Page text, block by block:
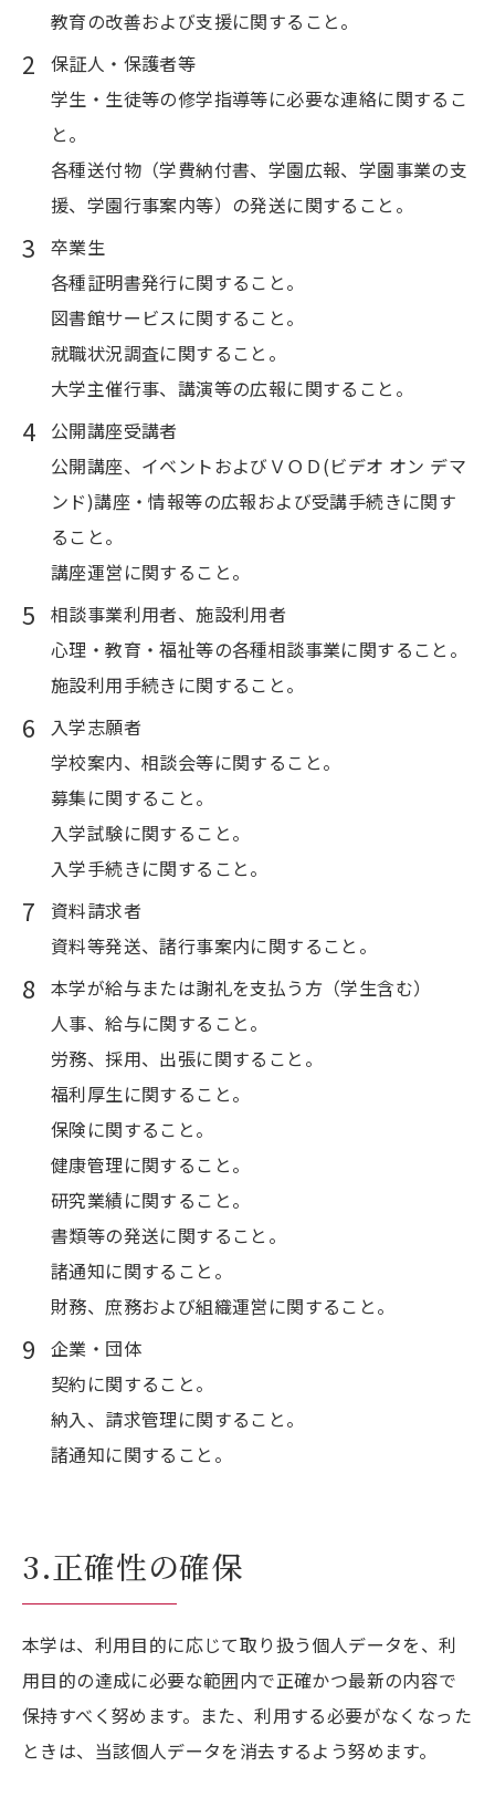
教育の改善および支援に関すること。
保証人・保護者等
学生・生徒等の修学指導等に必要な連絡に関するこ
と。
各種送付物（学費納付書、学園広報、学園事業の支
援、学園行事案内等）の発送に関すること。
卒業生
各種証明書発行に関すること。
図書館サービスに関すること。
就職状況調査に関すること。
大学主催行事、講演等の広報に関すること。
公開講座受講者
公開講座、イベントおよびＶＯＤ(ビデオ オン デマ
ンド)講座・情報等の広報および受講手続きに関す
ること。
講座運営に関すること。
相談事業利用者、施設利用者
心理・教育・福祉等の各種相談事業に関すること。
施設利用手続きに関すること。
入学志願者
学校案内、相談会等に関すること。
募集に関すること。
入学試験に関すること。
入学手続きに関すること。
資料請求者
資料等発送、諸行事案内に関すること。
本学が給与または謝礼を支払う方（学生含む）
人事、給与に関すること。
労務、採用、出張に関すること。
福利厚生に関すること。
保険に関すること。
健康管理に関すること。
研究業績に関すること。
書類等の発送に関すること。
諸通知に関すること。
財務、庶務および組織運営に関すること。
企業・団体
契約に関すること。
納入、請求管理に関すること。
諸通知に関すること。
3.正確性の確保
本学は、利用目的に応じて取り扱う個人データを、利
用目的の達成に必要な範囲内で正確かつ最新の内容で
保持すべく努めます。また、利用する必要がなくなった
ときは、当該個人データを消去するよう努めます。